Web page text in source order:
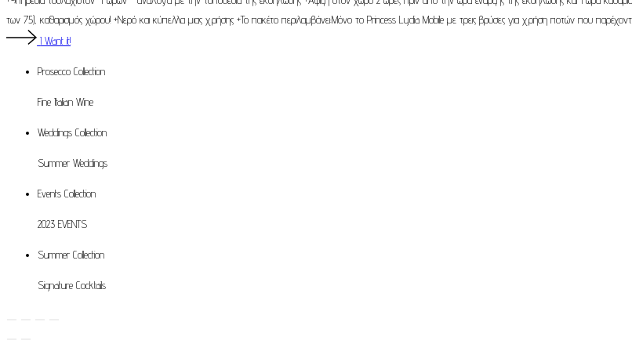
των 75), καθαρισμός χώρου! +Νερό και κύπελλα μιας χρήσης +Το πακέτο περιλαμβάνει:Μόνο το Princess Lydia Mobile με τρεις βρύσες για χρήση ποτών που
I Want it!
Prosecco Collection
Fine Italian Wine
Weddings Collection
Summer Weddings
Events Collection
2023 EVENTS
Summer Collection
Signature Cocktails